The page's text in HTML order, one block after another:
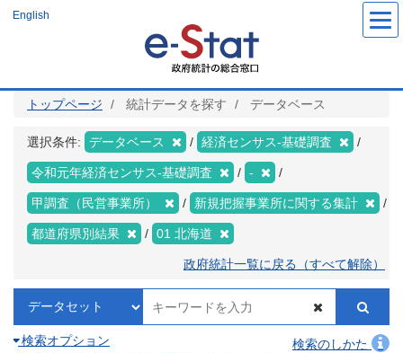
ツ
English
トップページ 統計データを探す データベース
選択条件: データベース 経済センサス‐基礎調査
令和元年経済センサス‐基礎調査 -
甲調査（民営事業所） 新規把握事業所に関する集計
都道府県別結果 01 北海道
政府統計一覧に戻る（すべて解除）
検索オプション
検索のしかた